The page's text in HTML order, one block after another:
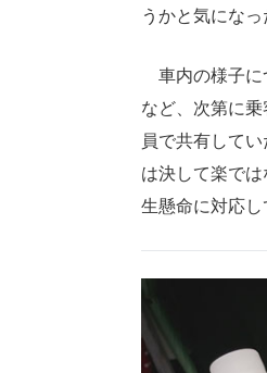
うかと気にな
車内の様子に
など、次第に
員で共有して
は決して楽で
生懸命に対応し